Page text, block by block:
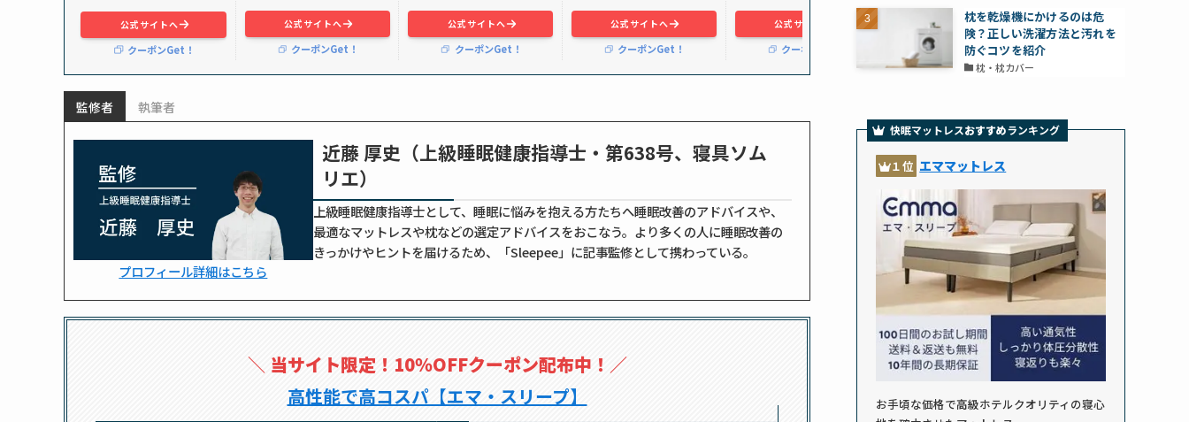
公式サイトへ
クーポンGet！
公式サイトへ
クーポンGet！
公式サイトへ
クーポンGet！
公式サイトへ
クーポンGet！
公式サイトへ
クーポンGet！
監修者 執筆者
プロフィール詳細はこちら
近藤 厚史（上級睡眠健康指導士・第638号、寝具ソム
リエ）
上級睡眠健康指導士として、睡眠に悩みを抱える方たちへ睡眠改善のアドバイスや、
最適なマットレスや枕などの選定アドバイスをおこなう。より多くの人に睡眠改善の
きっかけやヒントを届けるため、「Sleepee」に記事監修として携わっている。
＼ 当サイト限定！10％OFFクーポン配布中！ ／
高性能で高コスパ【エマ・スリープ】
枕を乾燥機にかけるのは危
険？正しい洗濯方法と汚れを
防ぐコツを紹介
枕・枕カバー
快眠マットレスおすすめランキング
１位 エママットレス
お手頃な価格で高級ホテルクオリティの寝心